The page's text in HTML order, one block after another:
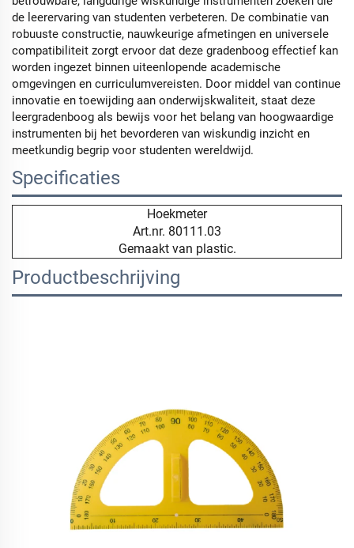
de leerervaring van studenten verbeteren. De combinatie van
robuuste constructie, nauwkeurige afmetingen en universele
compatibiliteit zorgt ervoor dat deze gradenboog effectief kan
worden ingezet binnen uiteenlopende academische
omgevingen en curriculumvereisten. Door middel van continue
innovatie en toewijding aan onderwijskwaliteit, staat deze
leergradenboog als bewijs voor het belang van hoogwaardige
instrumenten bij het bevorderen van wiskundig inzicht en
meetkundig begrip voor studenten wereldwijd.
Specificaties
Hoekmeter
Art.nr. 80111.03
Gemaakt van plastic.
Productbeschrijving